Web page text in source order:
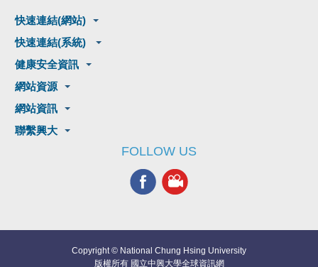
快速連結(網站)
快速連結(系統)
健康安全資訊
網站資源
網站資訊
聯繫興大
FOLLOW US
Copyright © National Chung Hsing University
版權所有 國立中興大學全球資訊網